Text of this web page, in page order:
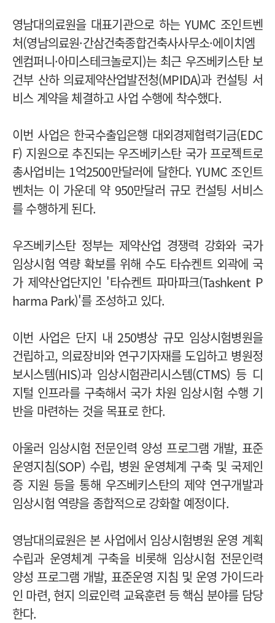
영남대의료원을 대표기관으로 하는 YUMC 조인트벤
처(영남의료원·간삼건축종합건축사사무소·에이치엠
엔컴퍼니·아미스테크놀로지)는 최근 우즈베키스탄 보
건부 산하 의료제약산업발전청(MPIDA)과 컨설팅 서
비스 계약을 체결하고 사업 수행에 착수했다.
이번 사업은 한국수출입은행 대외경제협력기금(EDC
F) 지원으로 추진되는 우즈베키스탄 국가 프로젝트로
총사업비는 1억2500만달러에 달한다. YUMC 조인트
벤처는 이 가운데 약 950만달러 규모 컨설팅 서비스
를 수행하게 된다.
우즈베키스탄 정부는 제약산업 경쟁력 강화와 국가
임상시험 역량 확보를 위해 수도 타슈켄트 외곽에 국
가 제약산업단지인 '타슈켄트 파마파크(Tashkent P
harma Park)'를 조성하고 있다.
이번 사업은 단지 내 250병상 규모 임상시험병원을
건립하고, 의료장비와 연구기자재를 도입하고 병원정
보시스템(HIS)과 임상시험관리시스템(CTMS) 등 디
지털 인프라를 구축해서 국가 차원 임상시험 수행 기
반을 마련하는 것을 목표로 한다.
아울러 임상시험 전문인력 양성 프로그램 개발, 표준
운영지침(SOP) 수립, 병원 운영체계 구축 및 국제인
증 지원 등을 통해 우즈베키스탄의 제약 연구개발과
임상시험 역량을 종합적으로 강화할 예정이다.
영남대의료원은 본 사업에서 임상시험병원 운영 계획
수립과 운영체계 구축을 비롯해 임상시험 전문인력
양성 프로그램 개발, 표준운영 지침 및 운영 가이드라
인 마련, 현지 의료인력 교육훈련 등 핵심 분야를 담당
한다.